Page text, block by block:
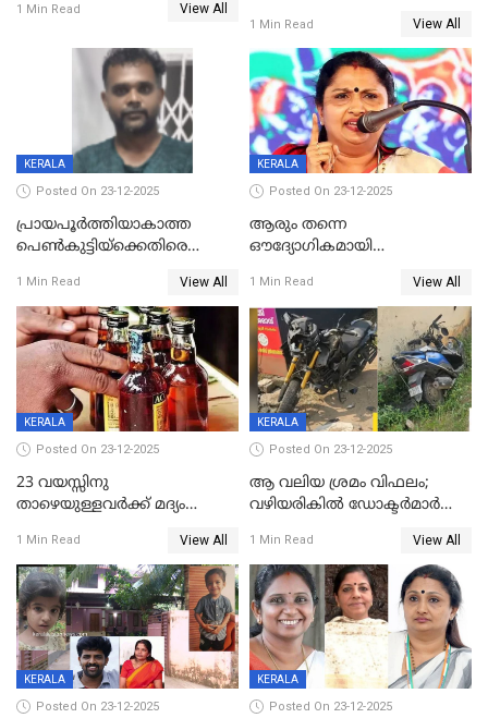
രൂക്ഷം
1 Min Read View All
ഗുരുതരാവസ്ഥയിൽ
1 Min Read View All
KERALA
Posted On 23-12-2025
പ്രായപൂർത്തിയാകാത്ത
പെൺകുട്ടിയ്ക്കെതിരെ
59 വർഷം തടവും 90,൦൦൦ രൂപ
പിഴയും ശിക്ഷ
1 Min Read View All
KERALA
Posted On 23-12-2025
ആരും തന്നെ
ഔദ്യോഗികമായി
കണ്ടെത്താൻ ഇന്ന് കോർ
കമ്മിറ്റി കൂടിയില്ല';
അതൃപ്തിയുമായി ദീപ്തി മേരി
വർഗീസ്
1 Min Read View All
KERALA
Posted On 23-12-2025
23 വയസ്സിനു
താഴെയുള്ളവർക്ക് മദ്യം
നടപടി;സ്ഥാപനങ്ങൾക്കെതിരെ
രണ്ട് കേസുകൾ
1 Min Read View All
KERALA
Posted On 23-12-2025
ആ വലിയ ശ്രമം വിഫലം;
വഴിയരികില്‍ ‌ഡോക്ടര്‍മാര്‍
മരണത്തിന് കീഴടങ്ങി
1 Min Read View All
KERALA
Posted On 23-12-2025
KERALA
Posted On 23-12-2025